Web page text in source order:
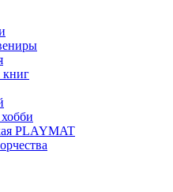
PLAYMAT